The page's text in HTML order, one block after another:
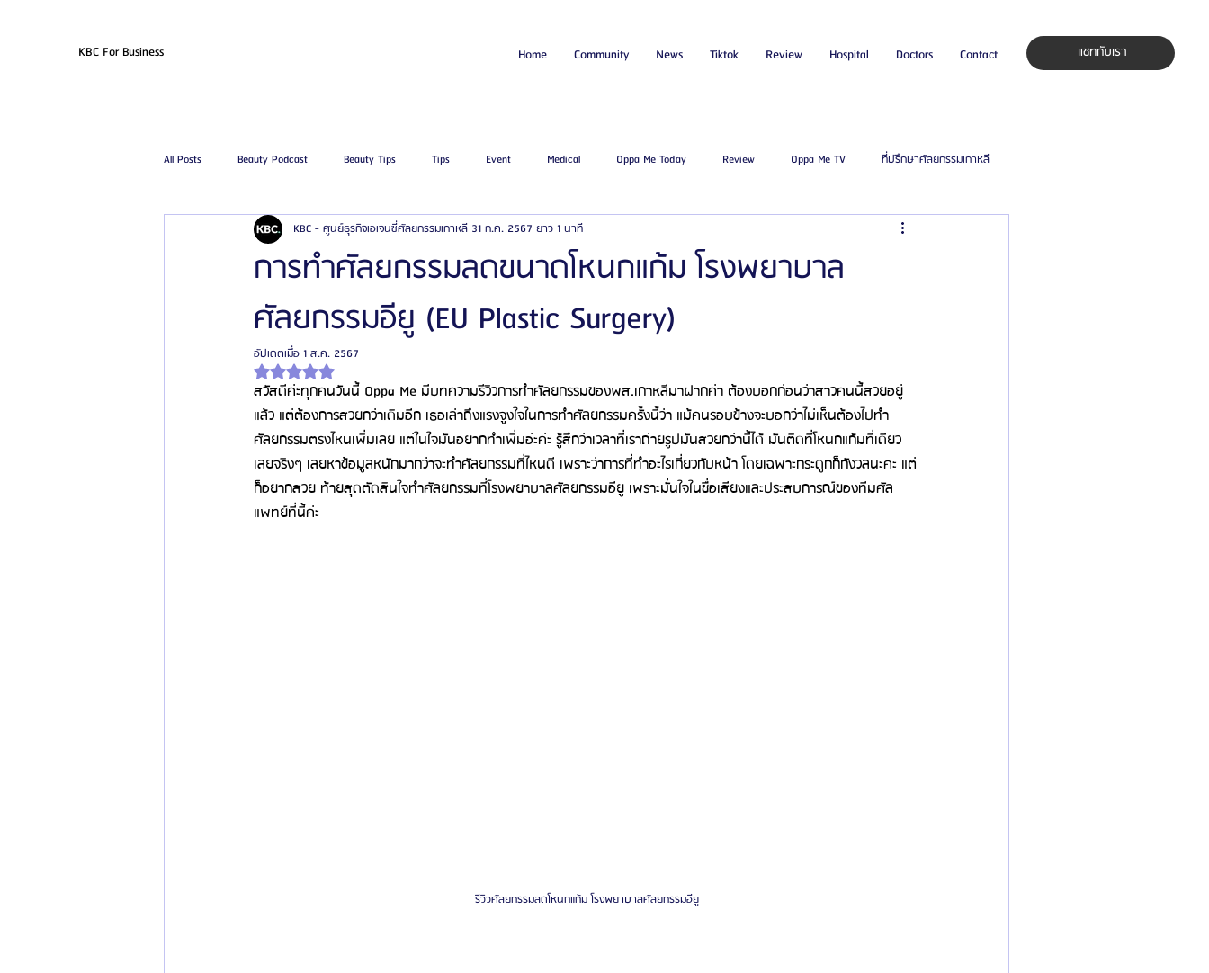
Home Community News Tiktok Review Hospital Doctors Contact แชทกับเรา
KBC For Business
All Posts Beauty Podcast Beauty Tips Tips Event Medical Oppa Me Today Review Oppa Me TV ที่ปรึกษาศัลยกรรมเกาหลี
รีวิวศัลยกรรมฉีดไขมัน รีวิวศัลยกรรมดูดไขมัน โรงพยาบาลศัลยกรรมเอท็อป ศัลยแพทย์ ประเทศเกาหลี
โรงพยาบาลศัลยกรรมเฟรช โรงพยาบาลศัลยกรรมจีเอ็นจี โรงพยาบาลศัลยกรรมอิมเมจอัพ
รีวิวศัลยกรรมผู้ชาย โรงพยาบาลศัลยกรรมมาอิน
ข่าวสารศัลยกรรมเกาหลี รีวิวดูดไขมัน รีวิวดูดไขมันหน้า รีวิวดูดไขมันเหนียง
การทำศัลยกรรมลดขนาดโหนกแก้ม โรงพยาบาล
ศัลยกรรมอียู (EU Plastic Surgery)
KBC - ศูนย์ธุรกิจเอเจนซี่ศัลยกรรมเกาหลี 31 ก.ค. 2567 ยาว 1 นาที
อัปเดตเมื่อ 1 ส.ค. 2567
ได้รับ NaN เต็ม 5 ดาว
สวัสดีค่ะทุกคนวันนี้ Oppa Me มีบทความรีวิวการทำศัลยกรรมของพส.เกาหลีมาฝากค่า ต้องบอกก่อนว่าสาวคนนี้สวยอยู่
แล้ว แต่ต้องการสวยกว่าเดิมอีก เธอเล่าถึงแรงจูงใจในการทำศัลยกรรมครั้งนี้ว่า แม้คนรอบข้างจะบอกว่าไม่เห็นต้องไปทำ
ศัลยกรรมตรงไหนเพิ่มเลย แต่ในใจมันอยากทำเพิ่มอ่ะค่ะ รู้สึกว่าเวลาที่เราถ่ายรูปมันสวยกว่านี้ได้ มันติดที่โหนกแก้มที่เดียว
เลยจริงๆ เลยหาข้อมูลหนักมากว่าจะทำศัลยกรรมที่ไหนดี เพราะว่าการที่ทำอะไรเกี่ยวกับหน้า โดยเฉพาะกระดูกก็กังวลนะคะ แต่
ก็อยากสวย ท้ายสุดตัดสินใจทำศัลยกรรมที่โรงพยาบาลศัลยกรรมอียู เพราะมั่นใจในชื่อเสียงและประสบการณ์ของทีมศัล
แพทย์ที่นี้ค่ะ
รีวิวศัลยกรรมลดโหนกแก้ม โรงพยาบาลศัลยกรรมอียู